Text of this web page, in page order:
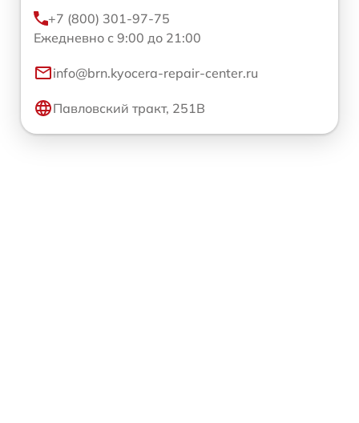
+7 (800) 301-97-75
Ежедневно с 9:00 до 21:00
info@brn.kyocera-repair-center.ru
Павловский тракт, 251В